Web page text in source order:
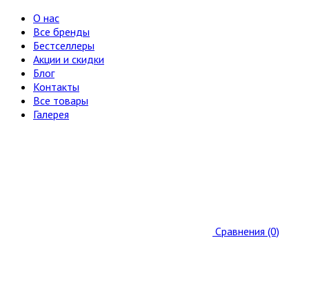
О нас
Все бренды
Бестселлеры
Акции и скидки
Блог
Контакты
Все товары
Галерея
Сравнения (0)